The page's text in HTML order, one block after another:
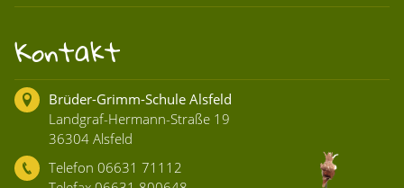
Kontakt
Brüder-Grimm-Schule Alsfeld
Landgraf-Hermann-Straße 19
36304 Alsfeld
Telefon 06631 71112